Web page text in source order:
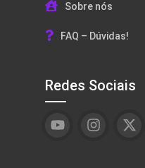
Sobre nós
FAQ – Dúvidas!
Redes Sociais